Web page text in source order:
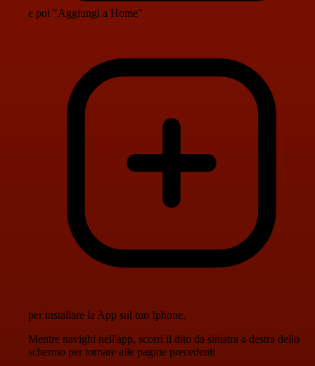
e poi "Aggiungi a Home"
per installare la App sul tuo Iphone.
Mentre navighi nell'app, scorri il dito da sinistra a destra dello
schermo per tornare alle pagine precedenti